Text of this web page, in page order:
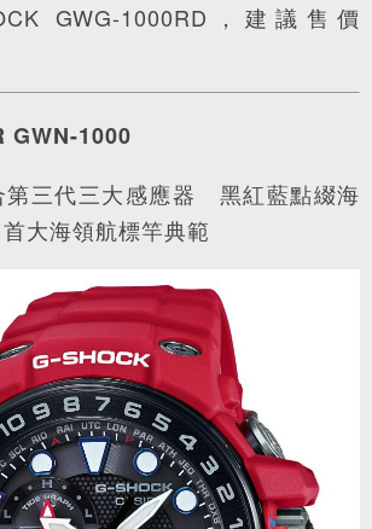
GWG-1000RD，建議售價
GWN-1000
三代三大感應器 黑紅藍點綴海
大海領航標竿典範